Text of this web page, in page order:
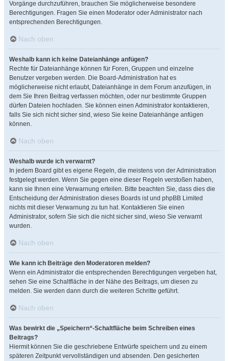
Vorgänge durchzuführen, brauchen Sie möglicherweise besondere
Berechtigungen. Fragen Sie einen Moderator oder Administrator nach
entsprechenden Berechtigungen.
Nach oben
Weshalb kann ich keine Dateianhänge anfügen?
Rechte für Dateianhänge können für Foren, Gruppen und einzelne
Benutzer vergeben werden. Die Board-Administration hat es
möglicherweise nicht erlaubt, Dateianhänge in dem Forum anzufügen, in
dem Sie Ihren Beitrag verfassen möchten, oder nur bestimmte Gruppen
dürfen Dateien hochladen. Sie können einen Administrator kontaktieren,
falls Sie sich nicht sicher sind, wieso Sie keine Dateianhänge anfügen
können.
Nach oben
Weshalb wurde ich verwarnt?
In jedem Board gibt es eigene Regeln, die meistens von der Administration
festgelegt werden. Wenn Sie gegen eine dieser Regeln verstoßen haben,
kann sie Ihnen eine Verwarnung erteilen. Bitte beachten Sie, dass dies die
Entscheidung der Administration dieses Boards ist und phpBB Limited
nichts mit dieser Verwarnung zu tun hat. Kontaktieren Sie einen
Administrator, sofern Sie sich die nicht sicher sind, wieso Sie verwarnt
wurden.
Nach oben
Wie kann ich Beiträge den Moderatoren melden?
Wenn ein Administrator die entsprechenden Berechtigungen vergeben hat,
sehen Sie eine Schaltfläche in der Nähe des Beitrags, um diesen zu
melden. Sie werden dann durch die weiteren Schritte geführt.
Nach oben
Was bewirkt die „Speichern“-Schaltfläche beim Schreiben eines
Beitrags?
Hiermit können Sie die geschriebene Entwürfe speichern und zu einem
späteren Zeitpunkt vervollständigen und absenden. Den gesicherten